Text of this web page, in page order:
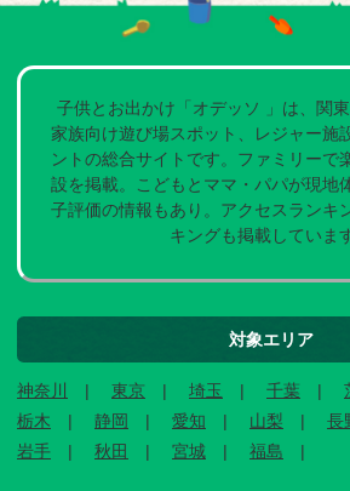
子供とお出かけ「オデッソ 」は、関
家族向け遊び場スポット、レジャー施
ントの総合サイトです。ファミリーで
設を掲載。こどもとママ・パパが現地
子評価の情報もあり。アクセスランキ
キングも掲載していま
対象エリア
神奈川 東京 埼玉 千葉
栃木
静岡 愛知 山梨 長
岩手
秋田 宮城 福島